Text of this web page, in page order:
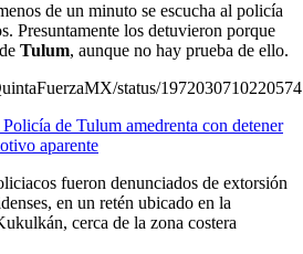
de un minuto se escucha al policía
Presuntamente los detuvieron porque
Tulum, aunque no hay prueba de ello.
status/
de Tulum amedrenta con detener
aparente
fueron denunciados de extorsión
en un retén ubicado en la
cerca de la zona costera